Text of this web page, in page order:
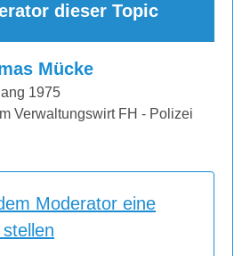
dieser Topic
Mücke
1975
Verwaltungswirt FH - Polizei
Moderator eine